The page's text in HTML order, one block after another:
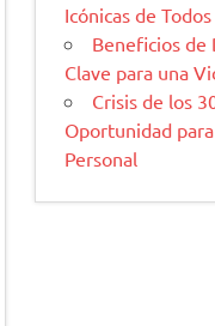
Icónicas de
Beneficios de
Clave para una
Crisis de los
Oportunidad
Personal